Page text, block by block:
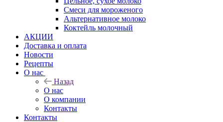
Смеси для мороженого
Альтернативное молоко
Коктейль молочный
АКЦИИ
Доставка и оплата
Новости
Рецепты
О нас
Назад
О нас
О компании
Контакты
Контакты